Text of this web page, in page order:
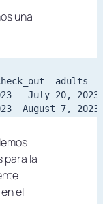
una
adults
July 20,
para la
el